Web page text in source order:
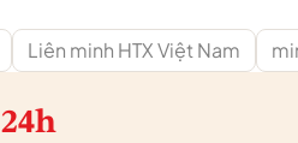
Liên minh HTX Việt Nam
24h